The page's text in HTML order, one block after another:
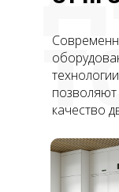
качество